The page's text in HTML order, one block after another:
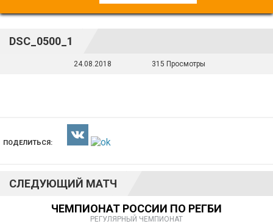
DSC_0500_1
24.08.2018 315 Просмотры
ПОДЕЛИТЬСЯ:
СЛЕДУЮЩИЙ МАТЧ
ЧЕМПИОНАТ РОССИИ ПО РЕГБИ
РЕГУЛЯРНЫЙ ЧЕМПИОНАТ